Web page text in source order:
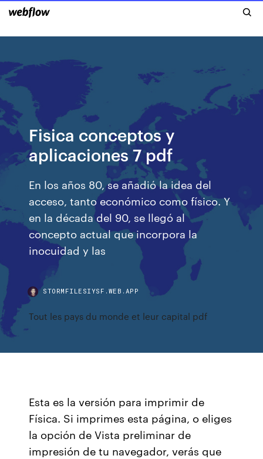
Fisica conceptos y
aplicaciones 7 pdf
En los años 80, se añadió la idea del
acceso, tanto económico como físico. Y
en la década del 90, se llegó al
concepto actual que incorpora la
inocuidad y las
STORMFILESIYSF.WEB.APP
Tout les pays du monde et leur capital pdf
Esta es la versión para imprimir de
Física. Si imprimes esta página, o eliges
la opción de Vista preliminar de
impresión de tu navegador, verás que